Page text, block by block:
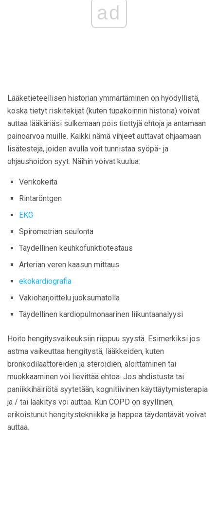
ad
Lääketieteellisen historian ymmärtäminen on hyödyllistä,
koska tietyt riskitekijät (kuten tupakoinnin historia) voivat
auttaa lääkäriäsi sulkemaan pois tiettyjä ehtoja ja antamaan
painoarvoa muille. Kaikki nämä vihjeet auttavat ohjaamaan
lisätestejä, joiden avulla voit tunnistaa syöpä- ja
ohjaushoidon syyt. Näihin voivat kuulua:
Verikokeita
Rintaröntgen
EKG
Spirometrian seulonta
Täydellinen keuhkofunktiotestaus
Arterian veren kaasun mittaus
ekokardiografia
Vakioharjoittelu juoksumatolla
Täydellinen kardiopulmonaarinen liikuntaanalyysi
Hoito hengitysvaikeuksiin riippuu syystä. Esimerkiksi jos
astma vaikeuttaa hengitystä, lääkkeiden, kuten
bronkodilaattoreiden ja steroidien, aloittaminen tai
muokkaaminen voi lievittää ehtoa. Jos ahdistusta tai
paniikkihäiriötä syytetään, kognitiivinen käyttäytymisterapia
ja / tai lääkitys voi auttaa. Kun COPD on syyllinen,
erikoistunut hengitystekniikka ja happea täydentävät voivat
auttaa.